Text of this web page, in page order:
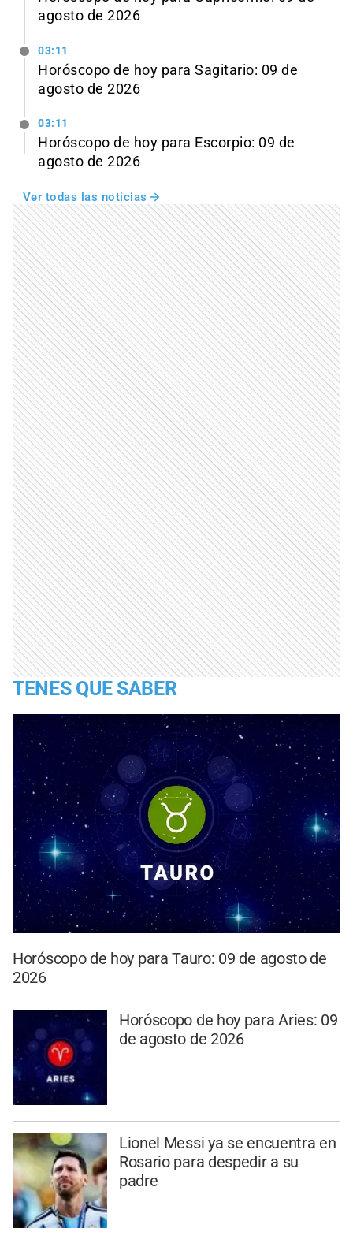
agosto de 2026
03:11
Horóscopo de hoy para Sagitario: 09 de
agosto de 2026
03:11
Horóscopo de hoy para Escorpio: 09 de
agosto de 2026
Ver todas las noticias
TENES QUE SABER
Horóscopo de hoy para Tauro: 09 de agosto de
2026
Horóscopo de hoy para Aries: 09
de agosto de 2026
Lionel Messi ya se encuentra en
Rosario para despedir a su
padre